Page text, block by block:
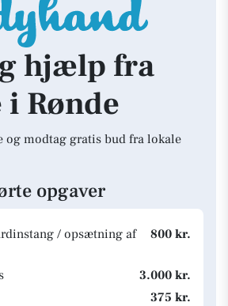
hjælp fra
Rønde
og modtag gratis bud fra lokale
opgaver
/ opsætning af
800 kr.
3.000 kr.
375 kr.